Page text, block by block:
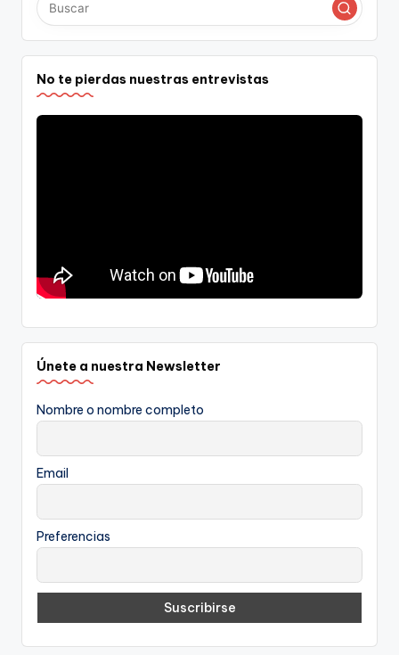
No te pierdas nuestras entrevistas
Únete a nuestra Newsletter
Nombre o nombre completo
Email
Preferencias